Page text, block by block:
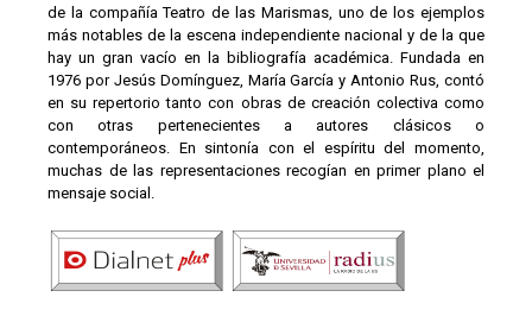
de la compañía Teatro de las Marismas, uno de los ejemplos
más notables de la escena independiente nacional y de la que
hay un gran vacío en la bibliografía académica. Fundada en
1976 por Jesús Domínguez, María García y Antonio Rus, contó
en su repertorio tanto con obras de creación colectiva como
con otras pertenecientes a autores clásicos o
contemporáneos. En sintonía con el espíritu del momento,
muchas de las representaciones recogían en primer plano el
mensaje social.